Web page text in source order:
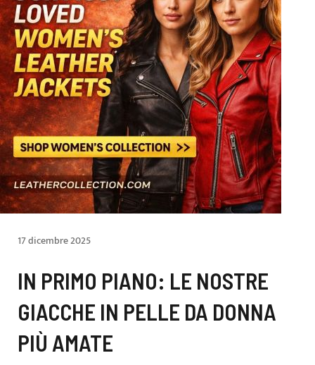
17 dicembre 2025
IN PRIMO PIANO: LE NOSTRE
GIACCHE IN PELLE DA DONNA
PIÙ AMATE